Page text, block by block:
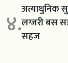
४.अत्याधुनिक
लग्जरी बस
सहज